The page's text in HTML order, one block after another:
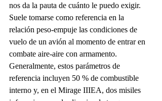
nos da la pauta de cuánto le puedo exigir.
Suele tomarse como referencia en la
relación peso-empuje las condiciones de
vuelo de un avión al momento de entrar en
combate aire-aire con armamento.
Generalmente, estos parámetros de
referencia incluyen 50 % de combustible
interno y, en el Mirage IIIEA, dos misiles